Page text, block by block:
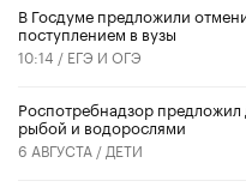
В Госдуме предложили
поступлением в вузы
10:14 / ЕГЭ И ОГЭ
Роспотребнадзор
рыбой и водорослями
6 АВГУСТА / ДЕТИ